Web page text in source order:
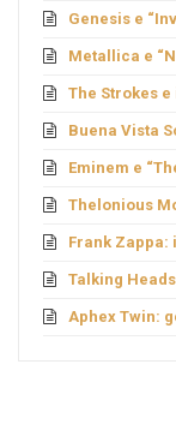
Genesis e
Metallica e
The Strokes
Buena Vista
Eminem e
Thelonious
Frank
Talking
Aphex Twin: